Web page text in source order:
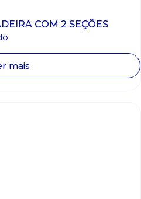
COM 2 SEÇÕES
mais